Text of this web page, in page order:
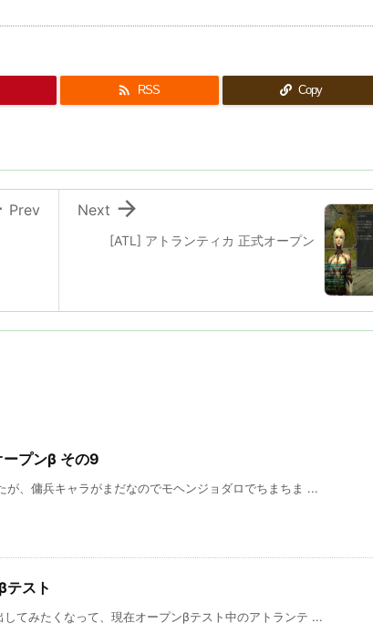
 RSS Copy
[ATL] アトランティカ 正式オープン

Next
Prev
プンβ その9
が、傭兵キャラがまだなのでモヘンジョダロでちまちま ...
スト
てみたくなって、現在オープンβテスト中のアトランテ ...